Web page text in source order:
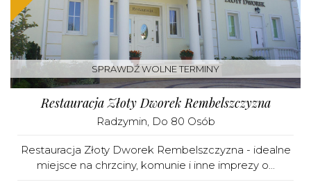
SPRAWDŹ WOLNE TERMINY
Restauracja Złoty Dworek Rembelszczyzna
Radzymin, Do 80 Osób
Restauracja Złoty Dworek Rembelszczyzna - idealne
miejsce na chrzciny, komunie i inne imprezy o...